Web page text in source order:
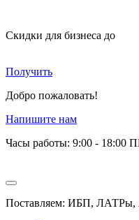
Скидки для бизнеса до
Получить
Добро пожаловать!
Напишите нам
Часы работы: 9:00 - 18:00
Поставляем: ИБП, ЛАТРы,